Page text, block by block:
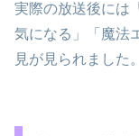
実際の放送後には
気になる」「魔法
見が見られました。